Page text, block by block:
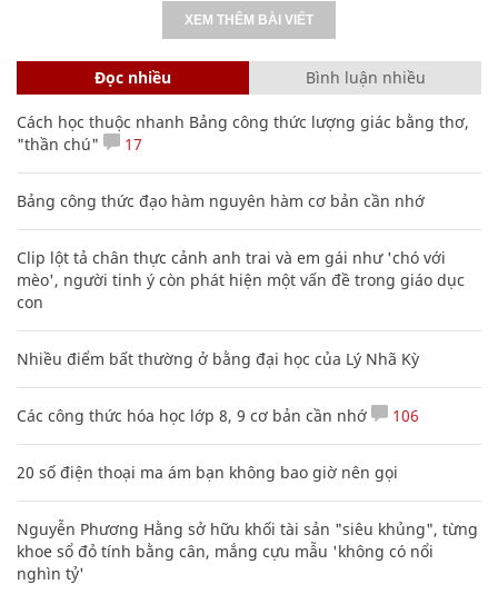
XEM THÊM BÀI VIẾT
Đọc nhiều Bình luận nhiều
Cách học thuộc nhanh Bảng công thức lượng giác bằng thơ,
"thần chú"
17
Bảng công thức đạo hàm nguyên hàm cơ bản cần nhớ
Clip lột tả chân thực cảnh anh trai và em gái như 'chó với
mèo', người tinh ý còn phát hiện một vấn đề trong giáo dục
con
Nhiều điểm bất thường ở bằng đại học của Lý Nhã Kỳ
Các công thức hóa học lớp 8, 9 cơ bản cần nhớ 106
20 số điện thoại ma ám bạn không bao giờ nên gọi
Nguyễn Phương Hằng sở hữu khối tài sản "siêu khủng", từng
khoe sổ đỏ tính bằng cân, mắng cựu mẫu 'không có nổi
nghìn tỷ'